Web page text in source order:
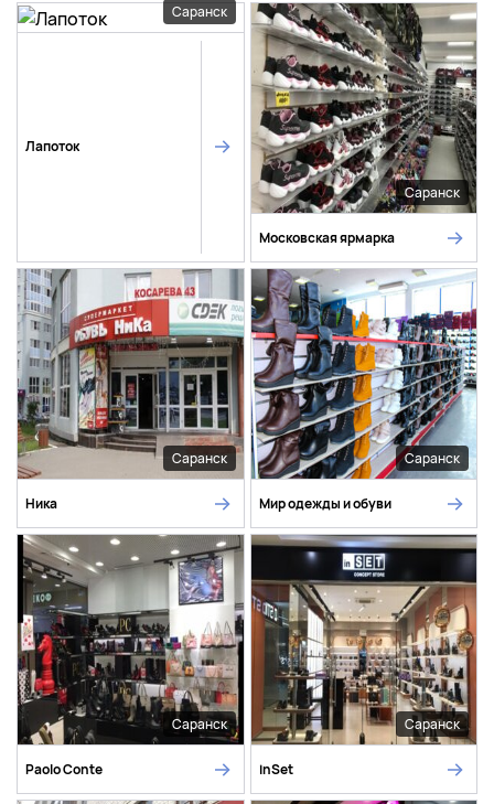
Саранск
Лапоток
Саранск
Московская ярмарка
Саранск
Ника
Саранск
Мир одежды и обуви
Саранск
Paolo Conte
Саранск
inSet